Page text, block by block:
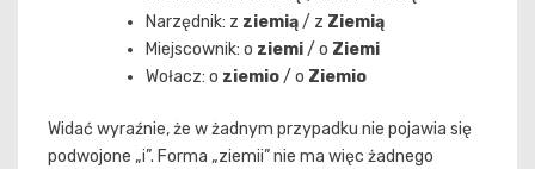
Narzędnik: z ziemią/ z Ziemią
Miejscownik: o ziemi/ o Ziemi
Wołacz: o ziemio/ o Ziemio
Widać wyraźnie, że w żadnym przypadku nie pojawia się
podwojone „i”. Forma „ziemii” nie ma więc żadnego